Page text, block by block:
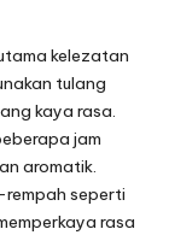
kelezatan
tulang
kaya rasa.
jam
aromatik.
rempah seperti
rasa